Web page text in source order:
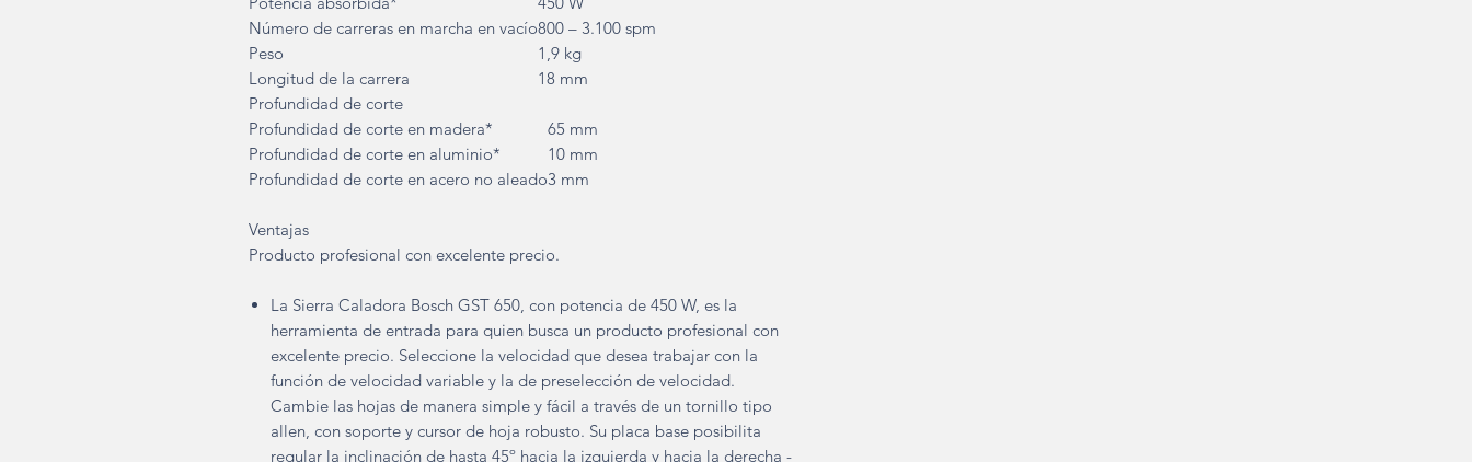
Número de carreras en marcha en vacío800 – 3.100 spm
Peso
1,9 kg
Longitud de la carrera
18 mm
Profundidad de corte
Profundidad de corte en madera*
65 mm
Profundidad de corte en aluminio*
10 mm
Profundidad de corte en acero no aleado3 mm
Ventajas
Producto profesional con excelente precio.
La Sierra Caladora Bosch GST 650, con potencia de 450 W, es la
herramienta de entrada para quien busca un producto profesional con
excelente precio. Seleccione la velocidad que desea trabajar con la
función de velocidad variable y la de preselección de velocidad.
Cambie las hojas de manera simple y fácil a través de un tornillo tipo
allen, con soporte y cursor de hoja robusto. Su placa base posibilita
regular la inclinación de hasta 45º hacia la izquierda y hacia la derecha -